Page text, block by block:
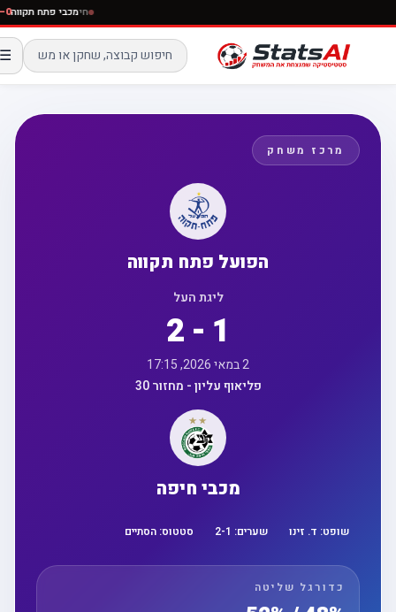
חימכבי פתח
☰
מרכז משחק
הפועל פתח תקווה
ליגת העל
2 - 1
פליאוף עליון - מחזור 30
מכבי חיפה
שופט:ד. זינו שערים: 2 -1 סטטוס:הסתיים
כדורגל שליטה